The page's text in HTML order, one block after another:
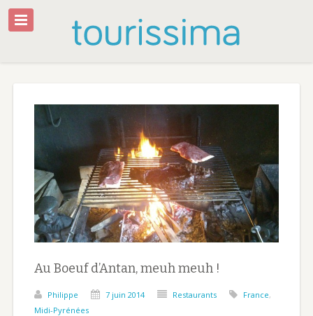
Au Boeuf d’Antan, meuh meuh !
Philippe 7 juin 2014 Restaurants France,
Midi-Pyrénées